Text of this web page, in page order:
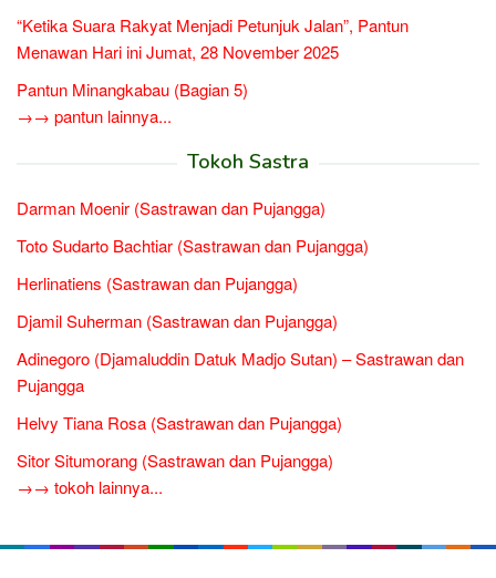
“Ketika Suara Rakyat Menjadi Petunjuk Jalan”, Pantun
Menawan Hari ini Jumat, 28 November 2025
Pantun Minangkabau (Bagian 5)
→→ pantun lainnya...
Tokoh Sastra
Darman Moenir (Sastrawan dan Pujangga)
Toto Sudarto Bachtiar (Sastrawan dan Pujangga)
Herlinatiens (Sastrawan dan Pujangga)
Djamil Suherman (Sastrawan dan Pujangga)
Adinegoro (Djamaluddin Datuk Madjo Sutan) – Sastrawan dan
Pujangga
Helvy Tiana Rosa (Sastrawan dan Pujangga)
Sitor Situmorang (Sastrawan dan Pujangga)
→→ tokoh lainnya...